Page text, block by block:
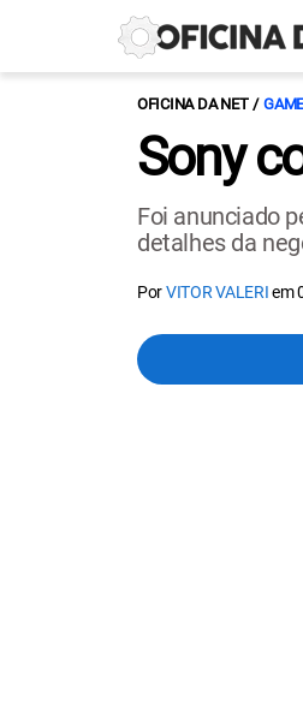
OFICINA DA NET
Sony
Foi anunciado
detalhes da
PorVITOR VALERIem